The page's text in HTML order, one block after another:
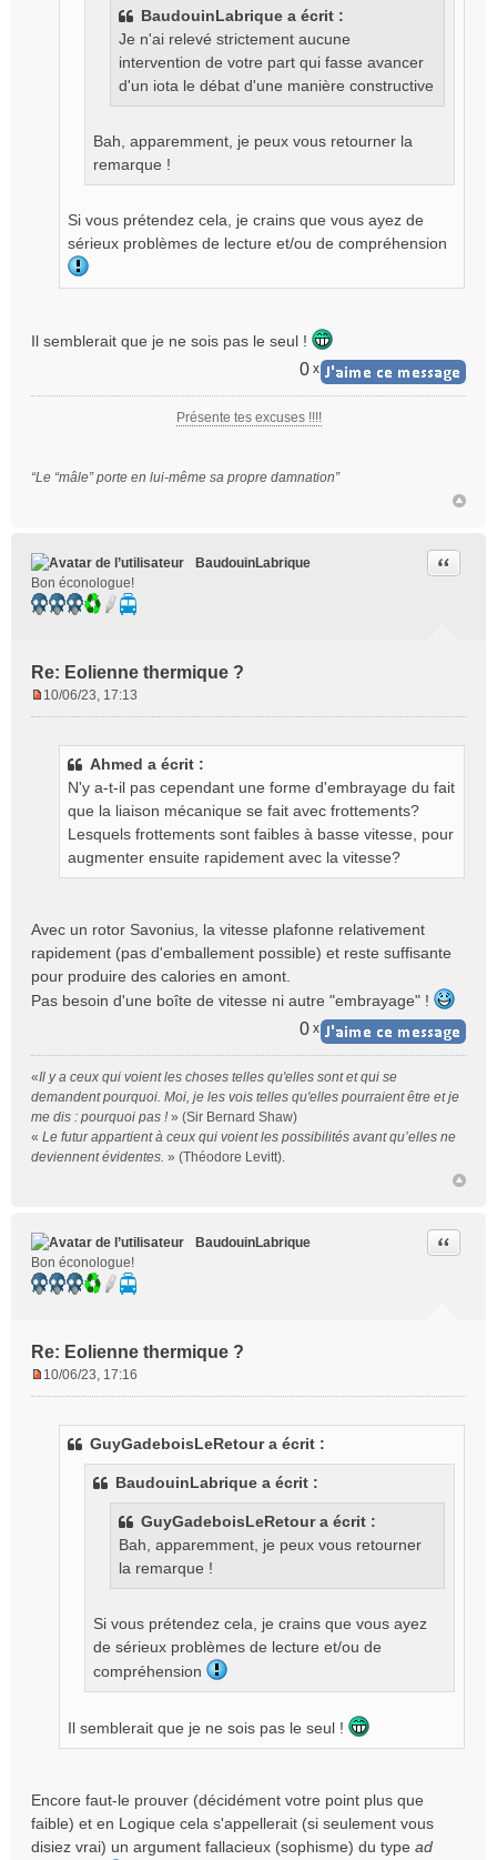
BaudouinLabrique a écrit :
Je n'ai relevé strictement aucune
intervention de votre part qui fasse avancer
d'un iota le débat d'une manière constructive
Bah, apparemment, je peux vous retourner la
remarque !
Si vous prétendez cela, je crains que vous ayez de
sérieux problèmes de lecture et/ou de compréhension
Il semblerait que je ne sois pas le seul !
0 x
Présente tes excuses !!!!
“Le “mâle” porte en lui-même sa propre damnation”
BaudouinLabrique
Bon éconologue!
Re: Eolienne thermique ?
Citer
u
10/06/23, 17:13
Ahmed a écrit :
N'y a-t-il pas cependant une forme d'embrayage du fait
que la liaison mécanique se fait avec frottements?
Lesquels frottements sont faibles à basse vitesse, pour
augmenter ensuite rapidement avec la vitesse?
Avec un rotor Savonius, la vitesse plafonne relativement
rapidement (pas d'emballement possible) et reste suffisante
pour produire des calories en amont.
Pas besoin d'une boîte de vitesse ni autre "embrayage" !
0 x
«Il y a ceux qui voient les choses telles qu'elles sont et qui se
demandent pourquoi. Moi, je les vois telles qu'elles pourraient être et je
me dis : pourquoi pas ! » (Sir Bernard Shaw)
« Le futur appartient à ceux qui voient les possibilités avant qu’elles ne
deviennent évidentes. » (Théodore Levitt).
BaudouinLabrique
Bon éconologue!
Re: Eolienne thermique ?
Citer
10/06/23, 17:16
GuyGadeboisLeRetour a écrit :
BaudouinLabrique a écrit :
GuyGadeboisLeRetour a écrit :
Bah, apparemment, je peux vous retourner
la remarque !
Si vous prétendez cela, je crains que vous ayez
de sérieux problèmes de lecture et/ou de
compréhension
Il semblerait que je ne sois pas le seul !
Encore faut-le prouver (décidément votre point plus que
faible) et en Logique cela s'appellerait (si seulement vous
disiez vrai) un argument fallacieux (sophisme) du type ad